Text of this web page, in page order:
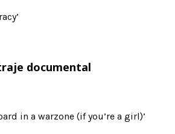
documental
in a warzone (if you’re a girl)’